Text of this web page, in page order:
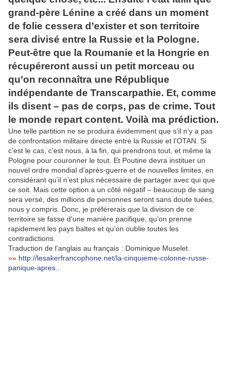
grand-père Lénine a créé dans un moment
de folie cessera d’exister et son territoire
sera divisé entre la Russie et la Pologne.
Peut-être que la Roumanie et la Hongrie en
récupéreront aussi un petit morceau ou
qu’on reconnaîtra une République
indépendante de Transcarpathie. Et, comme
ils disent – pas de corps, pas de crime. Tout
le monde repart content. Voilà ma prédiction.
Une telle partition ne se produira évidemment que s’il n’y a pas
de confrontation militaire directe entre la Russie et l’OTAN. Si
c’est le cas, c’est nous, à la fin, qui prendrons tout, et même la
Pologne pour couronner le tout. Et Poutine devra instituer un
nouvel ordre mondial d’après-guerre et de nouvelles limites, en
considérant qu’il n’est plus nécessaire de partager avec qui que
ce soit. Mais cette option a un côté négatif – beaucoup de sang
sera versé, des millions de personnes seront sans doute tuées,
nous y compris. Donc, je préférerais que la division de ce
territoire se fasse d’une manière pacifique, qu’on prenne
rapidement les pays baltes et qu’on oublie toutes les
contradictions.
Traduction de l’anglais au français : Dominique Muselet
»» http://lesakerfrancophone.net/la-cinquieme-colonne-russe-
panique-apres...